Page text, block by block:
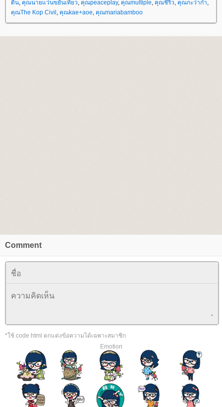
ดิน, คุณนายแว่นขยันเที่ยว, คุณpeaceplay, คุณmultiple, คุณชีริว, คุณกะว่าก๋า,
คุณThe Kop Civil , คุณkae+aoe, คุณmariabamboo
Comment
*ใช้ code html ตกแต่งข้อความได้เฉพาะสมาชิก
Emotion